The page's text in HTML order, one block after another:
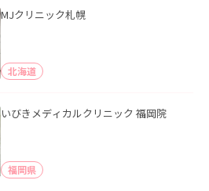
MJクリニック札幌
北海道
いびきメディカルクリニック 福岡院
福岡県